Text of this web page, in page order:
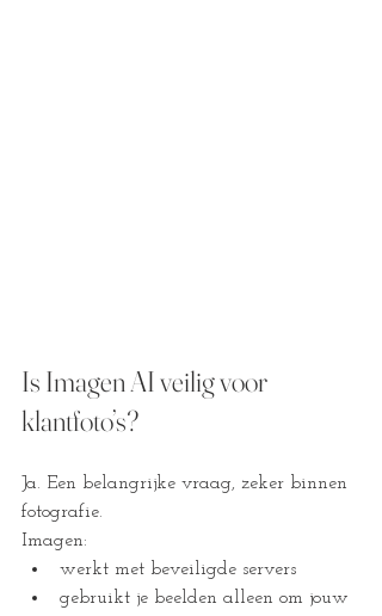
Is Imagen AI veilig voor
klantfoto’s?
Ja. Een belangrijke vraag, zeker binnen
fotografie.
Imagen:
werkt met beveiligde servers
gebruikt je beelden alleen om jouw